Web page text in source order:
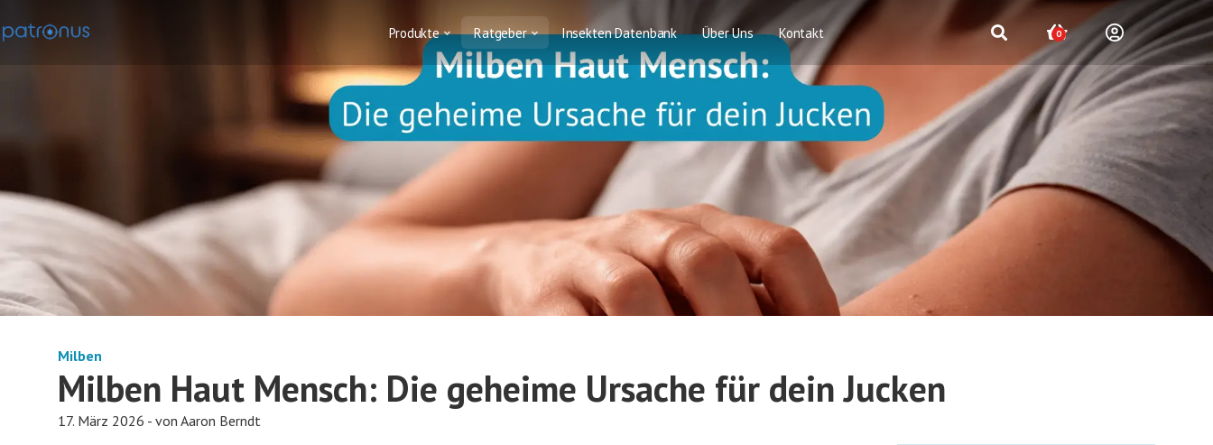
Produkte Ratgeber Insekten Datenbank Über Uns Kontakt 0
Milben
Milben Haut Mensch: Die geheime Ursache für dein Jucken
17. März 2026 - von Aaron Berndt